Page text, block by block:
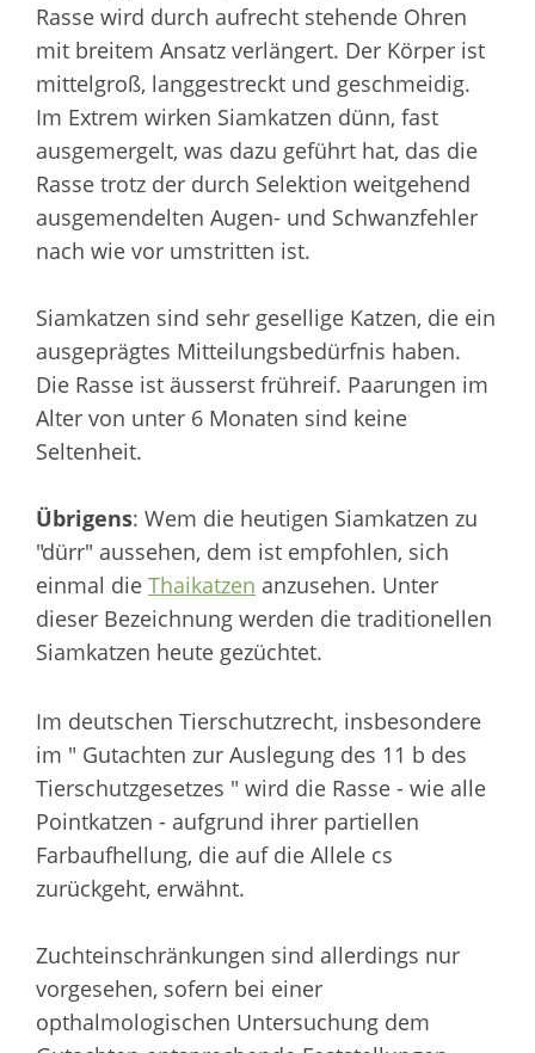
Rasse wird durch aufrecht stehende Ohren
mit breitem Ansatz verlängert. Der Körper ist
mittelgroß, langgestreckt und geschmeidig.
Im Extrem wirken Siamkatzen dünn, fast
ausgemergelt, was dazu geführt hat, das die
Rasse trotz der durch Selektion weitgehend
ausgemendelten Augen- und Schwanzfehler
nach wie vor umstritten ist.
Siamkatzen sind sehr gesellige Katzen, die ein
ausgeprägtes Mitteilungsbedürfnis haben.
Die Rasse ist äusserst frühreif. Paarungen im
Alter von unter 6 Monaten sind keine
Seltenheit.
Übrigens: Wem die heutigen Siamkatzen zu
"dürr" aussehen, dem ist empfohlen, sich
einmal die Thaikatzen anzusehen. Unter
dieser Bezeichnung werden die traditionellen
Siamkatzen heute gezüchtet.
Im deutschen Tierschutzrecht, insbesondere
im " Gutachten zur Auslegung des 11 b des
Tierschutzgesetzes " wird die Rasse - wie alle
Pointkatzen - aufgrund ihrer partiellen
Farbaufhellung, die auf die Allele cs
zurückgeht, erwähnt.
Zuchteinschränkungen sind allerdings nur
vorgesehen, sofern bei einer
opthalmologischen Untersuchung dem